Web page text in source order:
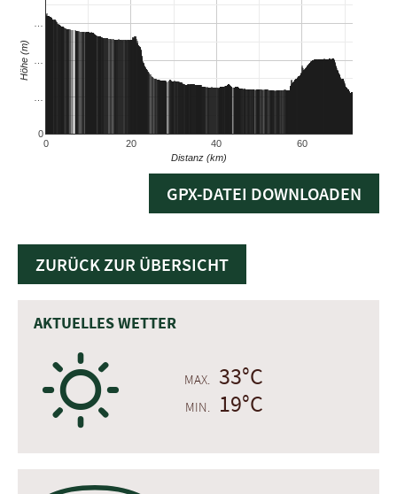
GPX-DATEI DOWNLOADEN
ZURÜCK ZUR ÜBERSICHT
AKTUELLES WETTER
B MAX. 33°C
MIN. 19°C